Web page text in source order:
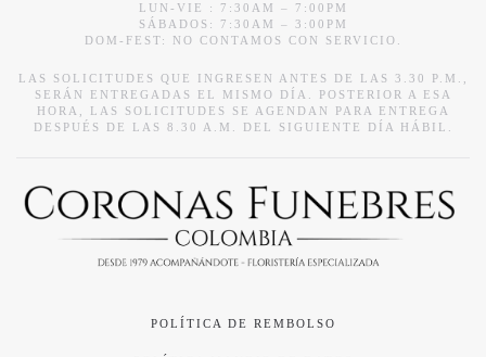
LUN-VIE : 7:30AM – 7:00PM
SÁBADOS: 7:30AM – 3:00PM
DOM-FEST: NO CONTAMOS CON SERVICIO.
LAS SOLICITUDES QUE INGRESEN ANTES DE LAS 3.30 P.M.,
SERÁN ENTREGADAS EL MISMO DÍA. POSTERIOR A ESA
HORA, LAS SOLICITUDES SE AGENDAN PARA ENTREGA
DESPUÉS DE LAS 8.30 A.M. DEL SIGUIENTE DÍA HÁBIL.
POLÍTICA DE REMBOLSO